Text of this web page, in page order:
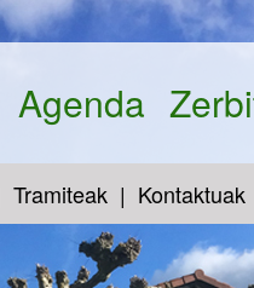
Agenda
Tramiteak Kontaktuak